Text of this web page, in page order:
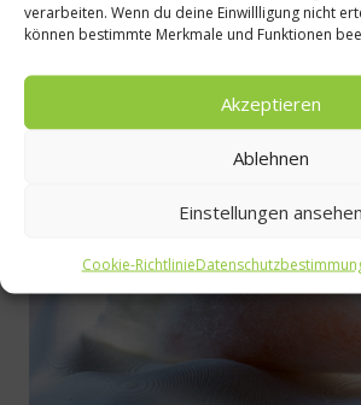
verarbeiten. Wenn du deine Einwillligung nicht
können bestimmte Merkmale und Funktionen
Akzeptieren
Ablehnen
Einstellungen ansehen
Cookie-Richtlinie